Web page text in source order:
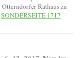
Rathaus zu
SONDERSEITE 1717